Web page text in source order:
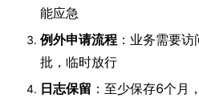
能应急
例外申请流程 ：业务需要
批，临时放行
日志保留 ：至少保存6个月